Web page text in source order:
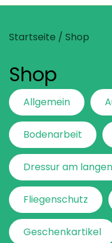
Startseite / Shop
Shop
Allgemein
Bodenarbeit
Dressur am
Fliegenschutz
Geschenkartikel